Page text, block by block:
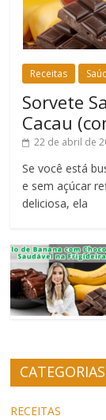
Receitas
Sorvete
Cacau
22 de abril de
Se você está
e sem açúcar
deliciosa, ela
CATEGORIAS
RECEITAS